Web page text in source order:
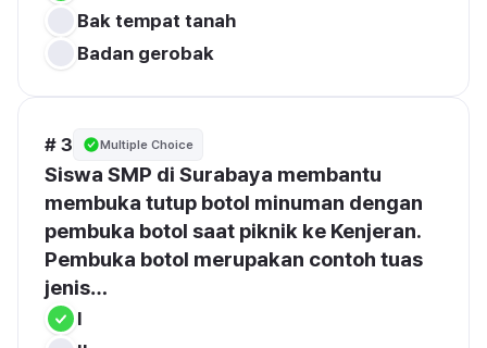
Bak tempat tanah
Badan gerobak
# 3 Multiple Choice
Siswa SMP di Surabaya membantu
pembuka botol saat piknik ke Kenjeran.
jenis…
I